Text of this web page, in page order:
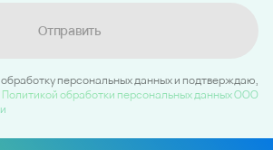
Отправить
персональных данных и подтверждаю,
Политикой обработки персональных данных ООО